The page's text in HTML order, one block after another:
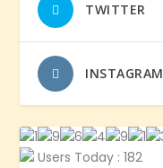
TWITTER
INSTAGRAM
Users Today : 182